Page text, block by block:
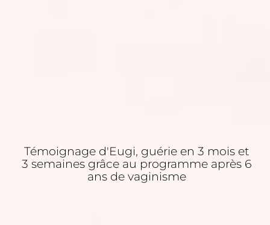
Témoignage d'Eugi, guérie en 3 mois et
3 semaines grâce au programme après 6
ans de vaginisme